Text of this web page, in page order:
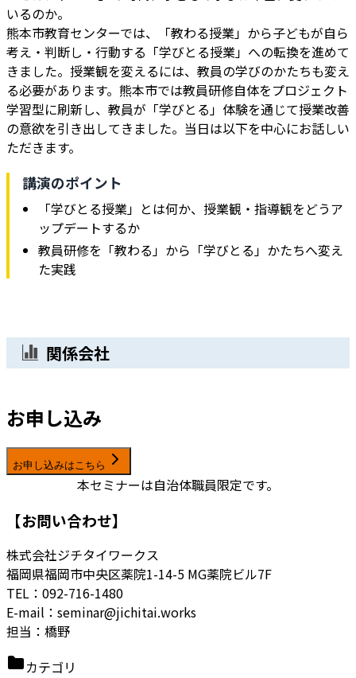
いるのか。
熊本市教育センターでは、「教わる授業」から子どもが自ら
考え・判断し・行動する「学びとる授業」への転換を進めて
きました。授業観を変えるには、教員の学びのかたちも変え
る必要があります。熊本市では教員研修自体をプロジェクト
学習型に刷新し、教員が「学びとる」体験を通じて授業改善
の意欲を引き出してきました。当日は以下を中心にお話しい
ただきます。
講演のポイント
「学びとる授業」とは何か、授業観・指導観をどうア
ップデートするか
教員研修を「教わる」から「学びとる」かたちへ変え
た実践
関係会社
お申し込み
お申し込みはこちら
本セミナーは自治体職員限定です。
【お問い合わせ】
株式会社ジチタイワークス
福岡県福岡市中央区薬院1-14-5 MG薬院ビル7F
TEL：092-716-1480
E-mail：seminar@jichitai.works
担当： 橋野
カテゴリ